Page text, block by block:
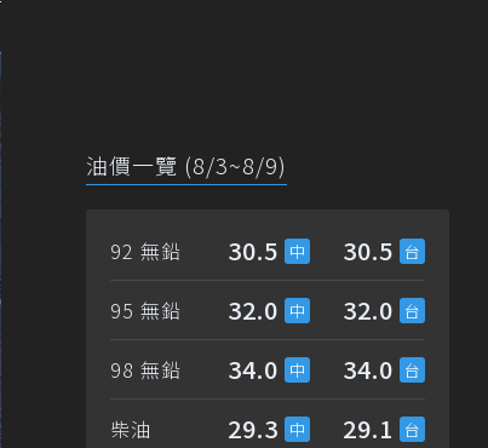
油價一覽 (8/3~8/9)
92 無鉛 30.5 30.5
95 無鉛 32.0 32.0
98 無鉛 34.0 34.0
柴油 29.3 29.1